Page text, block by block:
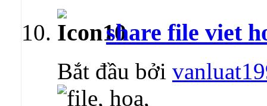
share file viet
Bắt đầu bởi